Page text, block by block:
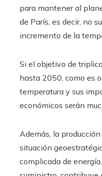
para mantener al
de París, es decir, no
incremento de la
Si el objetivo de
hasta 2050, como es
temperatura y sus
económicos serán
Además, la
situación
complicada de